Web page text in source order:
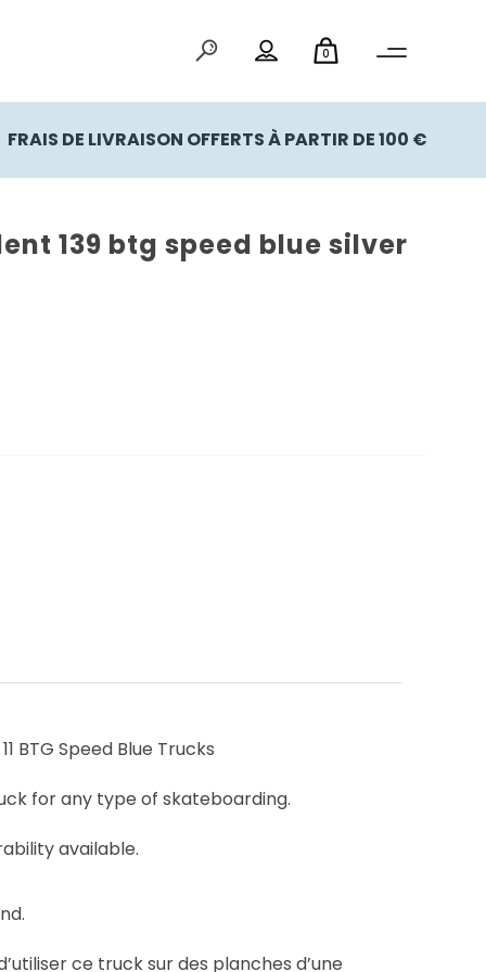
0
FRAIS DE LIVRAISON OFFERTS À PARTIR DE 100 €
139 btg speed blue silver
BTG Speed Blue Trucks
for any type of skateboarding.
available.
ce truck sur des planches d’une